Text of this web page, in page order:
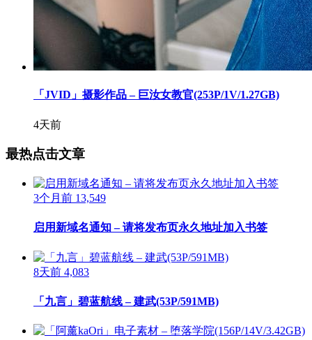
「JVID」摄影作品 – 巨汝女教官(253P/1V/1.27GB)
4天前
最热点击文章
3个月前 13,549
启用新域名通知 – 请将发布页永久地址加入书签
8天前 4,083
「九言」碧蓝航线 – 建武(53P/591MB)